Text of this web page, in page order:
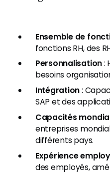
Ensemble de
fonctions RH, des
Personnalisation:
besoins
Intégration:
SAP et des
Capacités
entreprises
différents pays.
Expérience
des employés,